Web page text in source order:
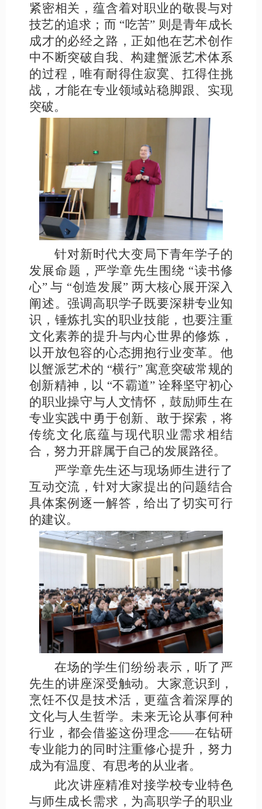
紧密相关，蕴含着对职业的敬畏与对
技艺的追求；而 “吃苦” 则是青年成长
成才的必经之路，正如他在艺术创作
中不断突破自我、构建蟹派艺术体系
的过程，唯有耐得住寂寞、扛得住挑
战，才能在专业领域站稳脚跟、实现
突破。
针对新时代大变局下青年学子的
发展命题，严学章先生围绕 “读书修
心” 与 “创造发展” 两大核心展开深入
阐述。强调高职学子既要深耕专业知
识，锤炼扎实的职业技能，也要注重
文化素养的提升与内心世界的修炼，
以开放包容的心态拥抱行业变革。他
以蟹派艺术的 “横行” 寓意突破常规的
创新精神，以 “不霸道” 诠释坚守初心
的职业操守与人文情怀，鼓励师生在
专业实践中勇于创新、敢于探索，将
传统文化底蕴与现代职业需求相结
合，努力开辟属于自己的发展路径。
严学章先生还与现场师生进行了
互动交流，针对大家提出的问题结合
具体案例逐一解答，给出了切实可行
的建议。
在场的学生们纷纷表示，听了严
先生的讲座深受触动。大家意识到，
烹饪不仅是技术活，更蕴含着深厚的
文化与人生哲学。未来无论从事何种
行业，都会借鉴这份理念——在钻研
专业能力的同时注重修心提升，努力
成为有温度、有思考的从业者。
此次讲座精准对接学校专业特色
与师生成长需求，为高职学子的职业